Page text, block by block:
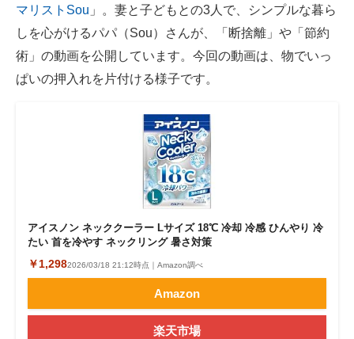
製造業のIT導入・活用を支援
エレクトロニクス専門サイト
エネルギーの専門メディア
建設×テクノロジーの最前線
ちょっと気になるネットの話題
マリストSou 」。妻と子どもとの3人で、シンプルな暮ら
しを心がけるパパ（Sou）さんが、「断捨離」や「節約
術」の動画を公開しています。今回の動画は、物でいっ
ぱいの押入れを片付ける様子です。
アイスノン ネッククーラー Lサイズ 18℃ 冷却 冷感 ひんやり 冷
たい 首を冷やす ネックリング 暑さ対策
￥1,2982026/03/18 21:12時点｜Amazon調べ
Amazon
楽天市場